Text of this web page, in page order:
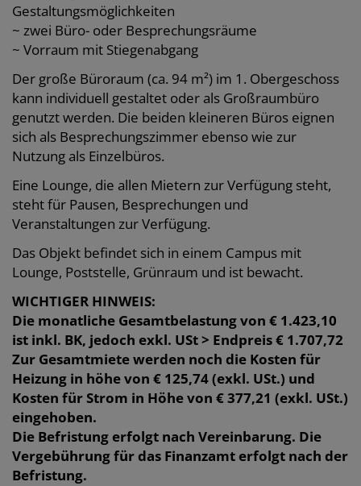
Gestaltungsmöglichkeiten
~ zwei Büro- oder Besprechungsräume
~ Vorraum mit Stiegenabgang
Der große Büroraum (ca. 94 m²) im 1. Obergeschoss
kann individuell gestaltet oder als Großraumbüro
genutzt werden. Die beiden kleineren Büros eignen
sich als Besprechungszimmer ebenso wie zur
Nutzung als Einzelbüros.
Eine Lounge, die allen Mietern zur Verfügung steht,
steht für Pausen, Besprechungen und
Veranstaltungen zur Verfügung.
Das Objekt befindet sich in einem Campus mit
Lounge, Poststelle, Grünraum und ist bewacht.
WICHTIGER HINWEIS:
Die monatliche Gesamtbelastung von € 1.423,10
ist inkl. BK, jedoch exkl. USt > Endpreis € 1.707,72
Zur Gesamtmiete werden noch die Kosten für
Heizung in höhe von € 125,74 (exkl. USt.) und
Kosten für Strom in Höhe von € 377,21 (exkl. USt.)
eingehoben.
Die Befristung erfolgt nach Vereinbarung. Die
Vergebührung für das Finanzamt erfolgt nach der
Befristung.